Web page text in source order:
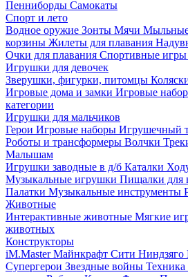
Пенниборды Самокаты
Спорт и лето
Водное оружие Зонты Мячи
корзины Жилеты для плавания
Очки для плавания Спортивные игры
Игрушки для девочек
Зверушки, фигурки, питомцы
Игровые дома и замки Игровые
категории
Игрушки для мальчиков
Герои Игровые наборы Игрушечный
Роботы и трансформеры Волчки
Малышам
Игрушки заводные в д/б Каталки
Музыкальные игрушки Пищалки для
Палатки Музыкальные инструменты
Животные
Интерактивные животные Мягкие
животных
Конструкторы
iM.Master Майнкрафт Сити Ниндзяго
Супергерои Звездные войны Техника